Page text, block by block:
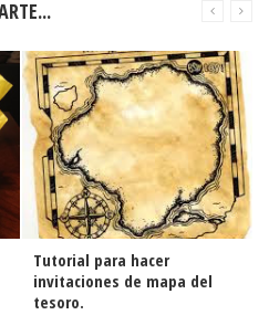
Tutorial para hacer
diademas con orejas de
Minnie y Mickey.